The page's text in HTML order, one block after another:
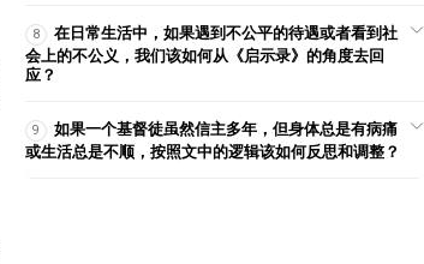
【見證】十一奉獻財務蒙福
（20180930）
2018-09-30 10,590
2022-05-21 2,022
8
在日常生活中，如果遇到不公平的待遇或者看到社
会上的不公义，我们该如何从《启示录》的角度去回
应？
9
如果一个基督徒虽然信主多年，但身体总是有病痛
或生活总是不顺，按照文中的逻辑该如何反思和调整？